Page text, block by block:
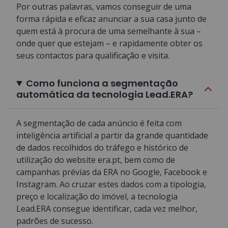
Por outras palavras, vamos conseguir de uma
forma rápida e eficaz anunciar a sua casa junto de
quem está à procura de uma semelhante à sua –
onde quer que estejam – e rapidamente obter os
seus contactos para qualificação e visita.
Como funciona a segmentação
automática da tecnologia Lead.ERA?
A segmentação de cada anúncio é feita com
inteligência artificial a partir da grande quantidade
de dados recolhidos do tráfego e histórico de
utilização do website era.pt, bem como de
campanhas prévias da ERA no Google, Facebook e
Instagram. Ao cruzar estes dados com a tipologia,
preço e localização do imóvel, a tecnologia
Lead.ERA consegue identificar, cada vez melhor,
padrões de sucesso.